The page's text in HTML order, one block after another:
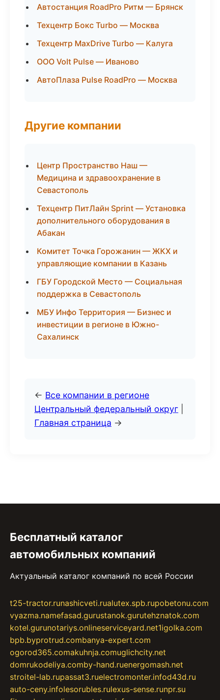
Автостанция RoadPro Ритм — Брянск
Техцентр Бокс Turbo — Москва
Техцентр MaxDrive Turbo — Калуга
ООО Volt Pulse — Иваново
АвтоПлаза Pulse RoadPro — Москва
Другие компании
Центр Пространство Наш —
Медицина и здравоохранение в
Севастополь
Техцентр ПитЛайн Sprint — Установка
дополнительного оборудования в
Абакан
Комитет Точка Горожанин — ЖКХ и
управляющие компании в Казань
ГБУ Городской Место — Социальная
поддержка в Севастополь
МБУ Инфо Территория — Бизнес и
инвестиции в регионе в Южно-
Сахалинск
← Все компании в регионе
Центральный федеральный округ
Главная страница →
Бесплатный каталог
автомобильных компаний
Актуальный каталог компаний по всей России
t25-tractor.runashicveti.rualutex.spb.rupobetonu.com
vyazma.namefasad.gurustanok.gurutehznatok.com
kotel.gurunotariys.onlineserviceyard.net1igolka.com
bpb.byprotrud.combanya-expert.com
ogorod365.comakuhnja.comuglichcity.net
domrukodeliya.comby-hand.ruenergomash.net
stroitel-lab.rupassat3.ruelectromonter.infod43d.ru
auto-ceny.infolesorubles.rulexus-sense.runpr.su